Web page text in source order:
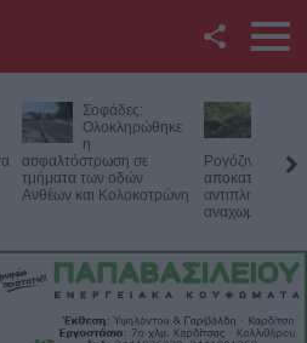
Twitter
YouTube
RSS
Επικοινωνία με το
Σοφάδες:
Ολοκληρώθηκε
η
ασφαλτόστρωση σε
τμήματα των οδών
Ανθέων και Κολοκοτρώνη
Έργο
ευρώ για
Ρογόζινου και την
αποκατάσταση των
αντιπλημμυρικών
αναχωμάτων